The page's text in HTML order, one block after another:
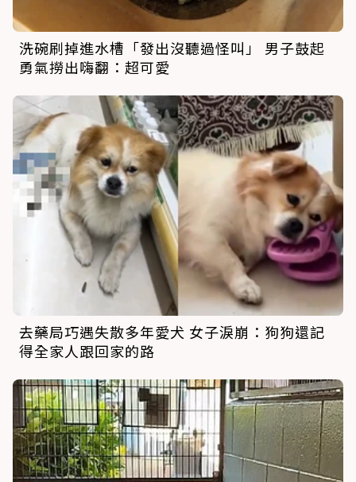
洗碗刷掉進水槽「發出沒聽過怪叫」 男子鼓起
勇氣撈出嗨翻：超可愛
去藥局巧遇失散多年愛犬 女子淚崩：狗狗還記
得全家人跟回家的路